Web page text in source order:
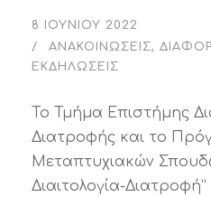
8 ΙΟΥΝΊΟΥ 2022
ΑΝΑΚΟΙΝΏΣΕΙΣ,
ΕΚΔΗΛΏΣΕΙΣ
Το Τμήμα Επιστήμης
Διατροφής και το
Μεταπτυχιακών
Διαιτολογία-